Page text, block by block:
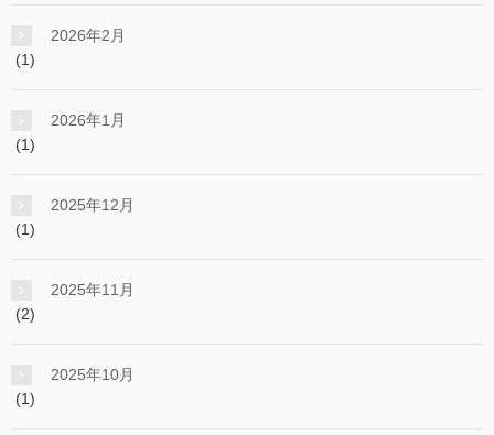
2026年2月
(1)
2026年1月
(1)
2025年12月
(1)
2025年11月
(2)
2025年10月
(1)